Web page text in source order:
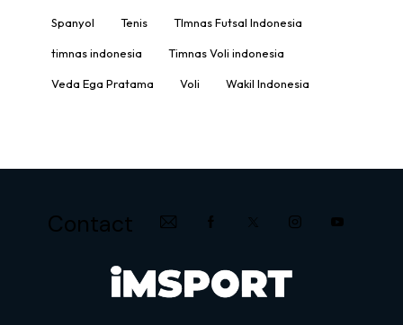
Spanyol Tenis TImnas Futsal Indonesia
timnas indonesia Timnas Voli indonesia
Veda Ega Pratama Voli Wakil Indonesia
Contact